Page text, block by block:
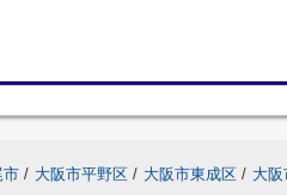
市 / 大阪市平野区 / 大阪市東成区 / 大